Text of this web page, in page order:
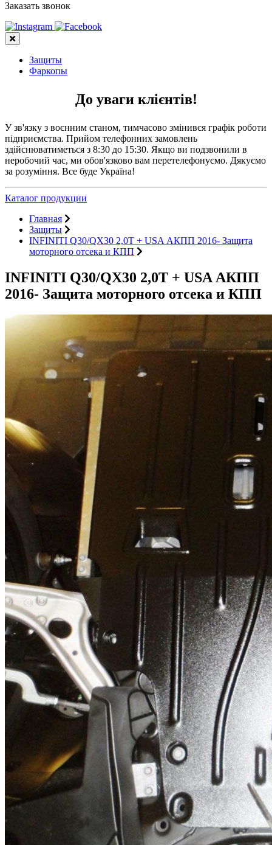
Заказать звонок
Защиты
Фаркопы
До уваги клієнтів!
У зв'язку з воєнним станом, тимчасово змінився графік роботи
підприємства. Прийом телефонних замовлень
здійснюватиметься з 8:30 до 15:30. Якщо ви подзвонили в
неробочий час, ми обов'язково вам перетелефонуємо. Дякуємо
за розуміння. Все буде Україна!
Каталог продукции
Главная
Защиты
INFINITI Q30/QX30 2,0Т + USA АКПП 2016- Защита
моторного отсека и КПП
INFINITI Q30/QX30 2,0Т + USA АКПП
2016- Защита моторного отсека и КПП